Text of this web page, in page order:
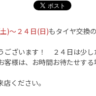
)～２４日(日)もタイヤ交換
ございます！ ２４日は少し
客様は、お時間お待たせす
ください。